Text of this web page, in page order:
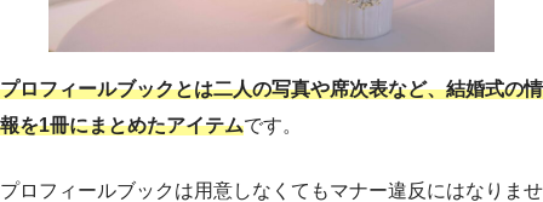
プロフィールブックとは二人の写真や席次表など、結婚式の情
報を1冊にまとめたアイテムです。
プロフィールブックは用意しなくてもマナー違反にはなりませ